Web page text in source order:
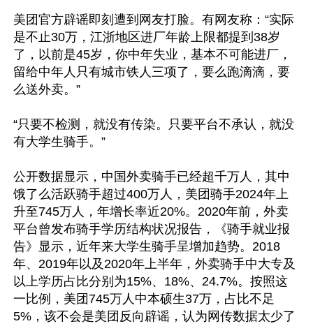
美团官方辟谣即刻遭到网友打脸。有网友称：“实际
是不止30万，江浙地区进厂年龄上限都提到38岁
了，以前是45岁，你中年失业，基本不可能进厂，
留给中年人只有城市铁人三项了，要么跑滴滴，要
么送外卖。”
“只要不检测，就没有传染。只要平台不承认，就没
有大学生骑手。”
公开数据显示，中国外卖骑手已经超千万人，其中
饿了么活跃骑手超过400万人，美团骑手2024年上
升至745万人，年增长率近20%。2020年前，外卖
平台曾发布骑手学历结构状况报告，《骑手就业报
告》显示，近年来大学生骑手呈增加趋势。2018
年、2019年以及2020年上半年，外卖骑手中大专及
以上学历占比分别为15%、18%、24.7%。按照这
一比例，美团745万人中本硕生37万，占比不足
5%，该不会是美团反向辟谣，认为网传数据太少了